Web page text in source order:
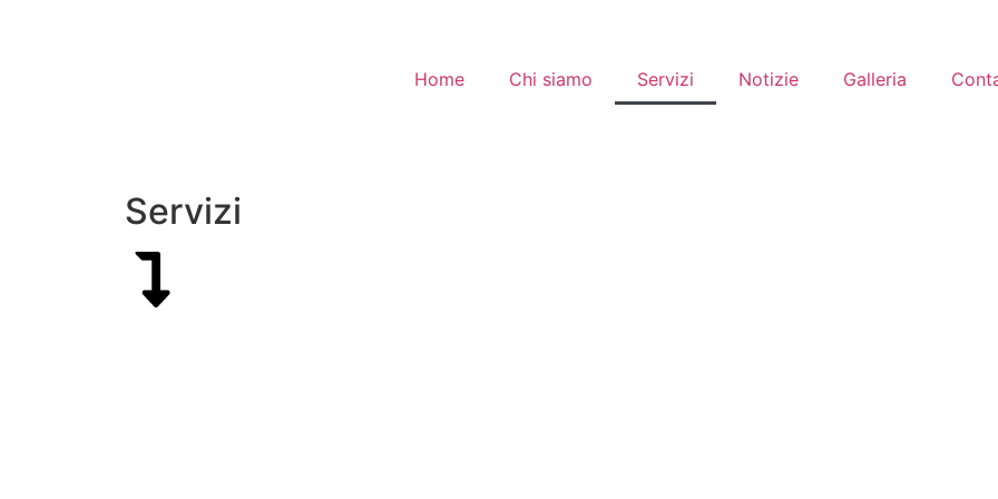
Home Chi siamo Servizi Notizie Galleria
Servizi